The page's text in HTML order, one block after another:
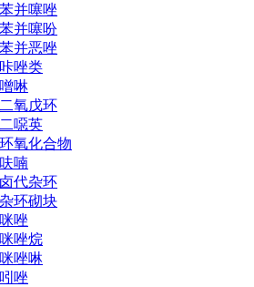
苯并噻唑
苯并噻吩
苯并恶唑
咔唑类
噌啉
二氧戊环
二噁英
环氧化合物
呋喃
卤代杂环
杂环砌块
咪唑
咪唑烷
咪唑啉
吲唑